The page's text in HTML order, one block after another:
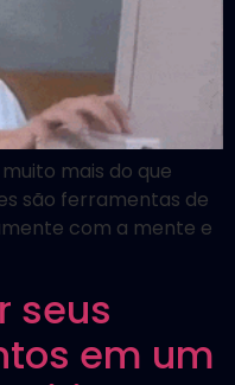
mais do que
são ferramentas de
com a mente e
seus
em um